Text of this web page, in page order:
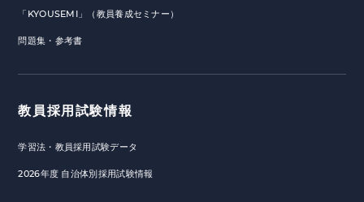
「KYOUSEMI」（教員養成セミナー）
問題集・参考書
教員採用試験情報
学習法・教員採用試験データ
2026年度 自治体別採用試験情報